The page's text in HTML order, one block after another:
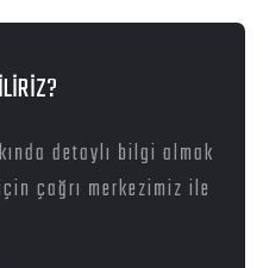
detaylı bilgi almak
çağrı merkezimiz ile